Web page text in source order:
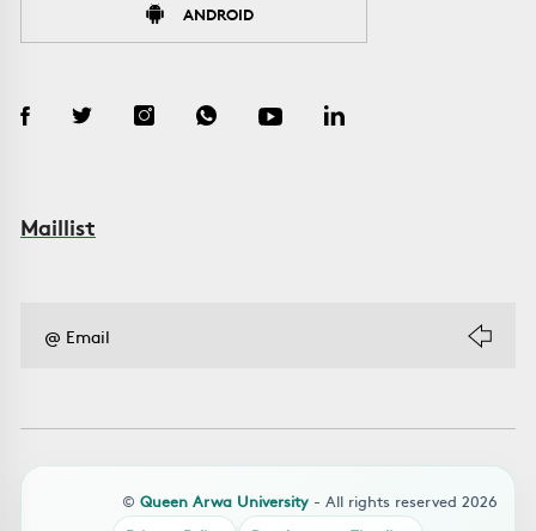
ANDROID
Maillist
© Queen Arwa University - All rights reserved 2026